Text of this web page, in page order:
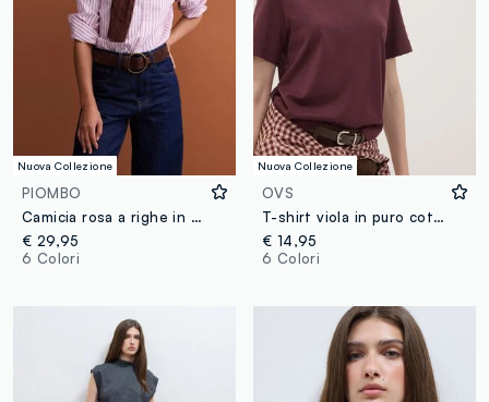
Nuova Collezione
PIOMBO
Camicia rosa a righe in popeline regular fit
€ 29,95
6 Colori
Nuova Collezione
OVS
T-shirt viola in puro cotone relaxed fit
€ 14,95
6 Colori